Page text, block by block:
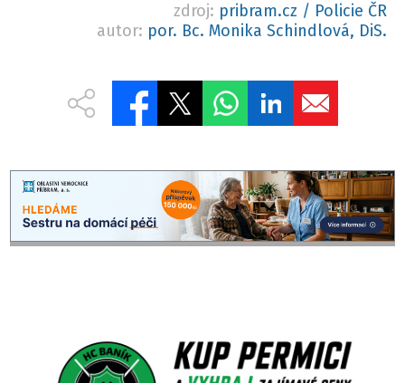
zdroj: pribram.cz / Policie ČR
autor: por. Bc. Monika Schindlová, DiS.